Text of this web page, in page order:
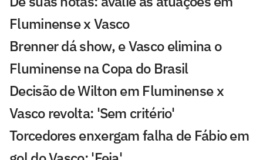
Fluminense x Vasco
Brenner dá show, e Vasco elimina o
Fluminense na Copa do Brasil
Decisão de Wilton em Fluminense x
Vasco revolta: 'Sem critério'
Torcedores enxergam falha de Fábio em